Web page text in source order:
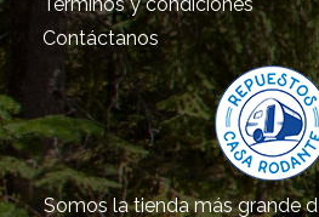
Términos y condiciones
Contáctanos
Somos la tienda más grande